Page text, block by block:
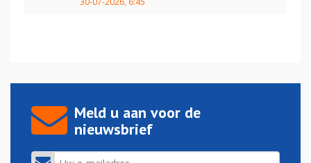
Meld u aan voor de
nieuwsbrief